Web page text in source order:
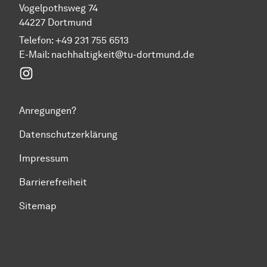
Vogelpothsweg 74
44227 Dortmund
Telefon: +49 231 755 6513
E-Mail: nachhaltigkeit@tu-dortmund.de
Anregungen?
Datenschutzerklärung
Impressum
Barrierefreiheit
Sitemap